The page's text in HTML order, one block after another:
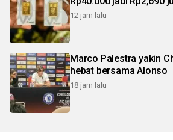
12 jam lalu
Marco Palestra yakin
hebat bersama Alonso
18 jam lalu